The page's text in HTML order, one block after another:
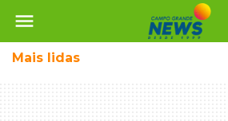
menu
Mais lidas